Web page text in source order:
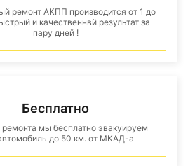
ремонт АКПП производится от 1 до
и качественнвй результат за
пару дней !
Бесплатно
ремонта мы бесплатно эвакуируем
до 50 км. от МКАД-а